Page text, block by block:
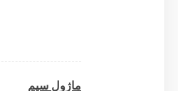
ماژول سیم